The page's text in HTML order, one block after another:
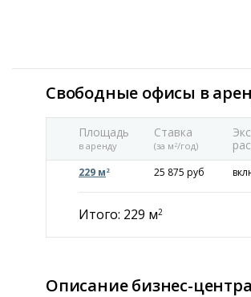
Свободные офисы в
Площадь
в аренду
Ставка
(за м 2/год)
229 м 2 25 875 руб
Итого: 229 м2
Описание бизнес-